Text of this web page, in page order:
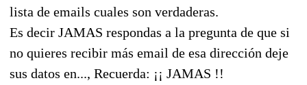
lista de emails cuales son verdaderas.
Es decir JAMAS respondas a la pregunta de que si
no quieres recibir más email de esa dirección deje
sus datos en..., Recuerda: ¡¡ JAMAS !!